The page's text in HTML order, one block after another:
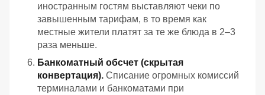
иностранным гостям выставляют чеки по
завышенным тарифам, в то время как
местные жители платят за те же блюда в 2–3
раза меньше.
Банкоматный обсчет (скрытая
конвертация). Списание огромных комиссий
терминалами и банкоматами при